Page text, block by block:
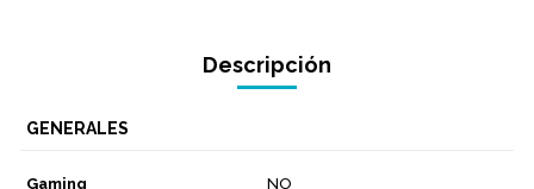
Descripción
GENERALES
Gaming NO